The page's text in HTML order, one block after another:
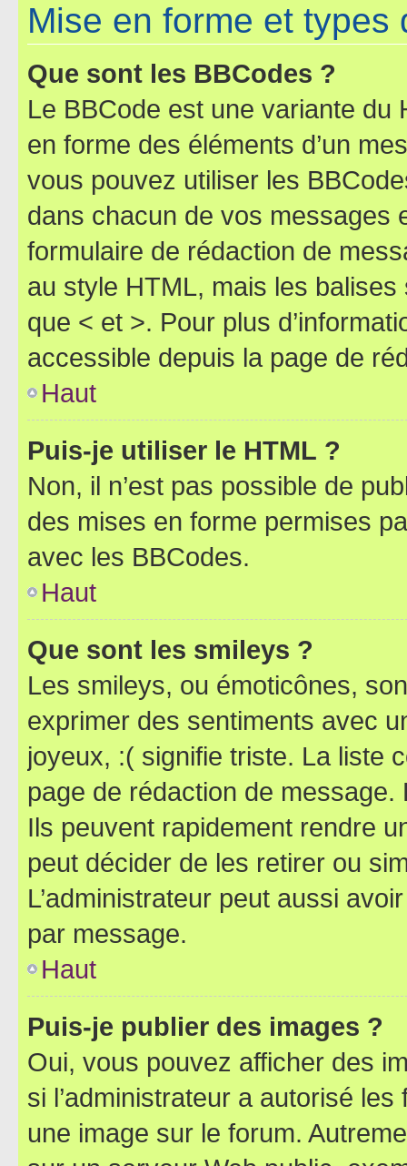
Mise en forme et types
Que sont les BBCodes ?
Le BBCode est une variante du
en forme des éléments d’un
vous pouvez utiliser les
dans chacun de vos messages
formulaire de rédaction de
au style HTML, mais les
que < et >. Pour plus
accessible depuis la page de
Haut
Puis-je utiliser le HTML ?
Non, il n’est pas possible de
des mises en forme permises
avec les BBCodes.
Haut
Que sont les smileys ?
Les smileys, ou émoticônes,
exprimer des sentiments avec
joyeux, :( signifie triste. La liste
page de rédaction de
Ils peuvent rapidement rendre
peut décider de les retirer ou
L’administrateur peut aussi
par message.
Haut
Puis-je publier des images ?
Oui, vous pouvez afficher des
si l’administrateur a autorisé
une image sur le forum.